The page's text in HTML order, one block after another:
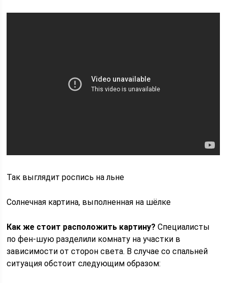
Так выглядит роспись на льне
Солнечная картина, выполненная на шёлке
Как же стоит расположить картину? Специалисты
по фен-шую разделили комнату на участки в
зависимости от сторон света. В случае со спальней
ситуация обстоит следующим образом: